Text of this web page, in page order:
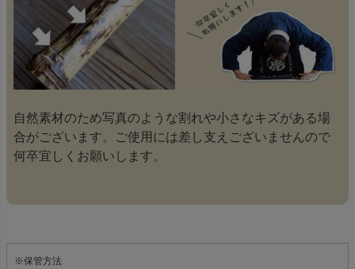
自然素材のため写真のような割れや小さなキズがある場
合がございます。ご使用には差し支えございませんので
何卒宜しくお願いします。
※保管方法